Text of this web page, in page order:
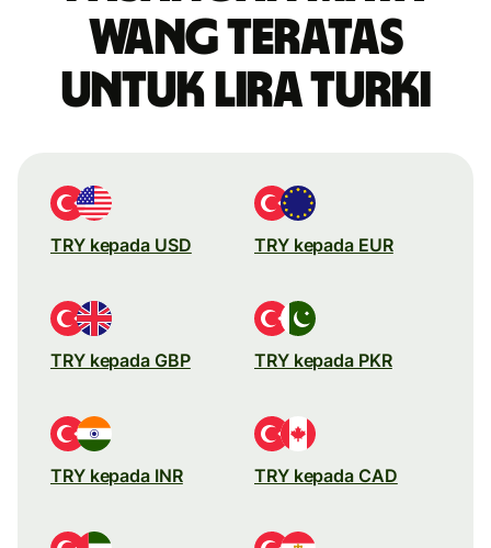
wang teratas
untuk lira Turki
TRY kepada USD TRY kepada EUR
TRY kepada GBP TRY kepada PKR
TRY kepada INR TRY kepada CAD